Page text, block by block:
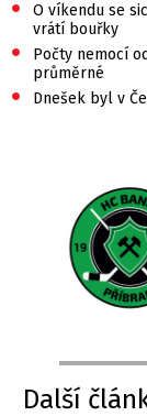
•
O víkendu se
vrátí bouřky
•
Počty nemocí
průměrné
• Dnešek byl v
Další